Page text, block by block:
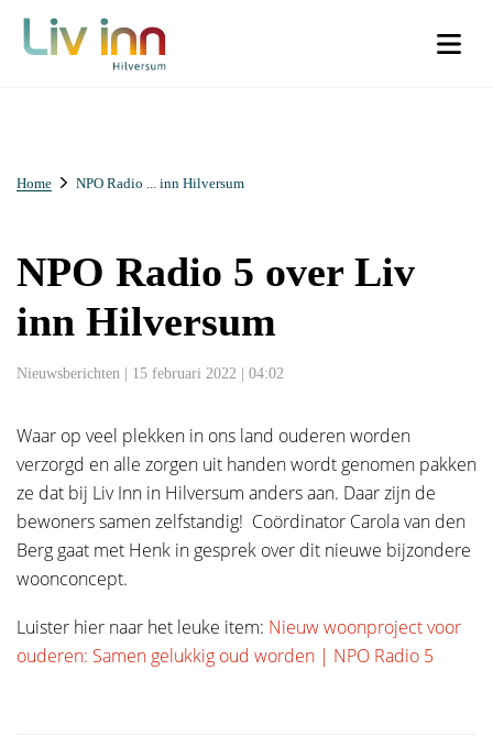
Voornaam*
E-mailadres*
Woonachtig*
Ik woon buiten Liv inn Hilversum (€50)
Voorletters *
Tussenvoegsel(s)
Home NPO Radio ... inn Hilversum
NPO Radio 5 over Liv
inn Hilversum
Nieuwsberichten | 15 februari 2022 | 04:02
Waar op veel plekken in ons land ouderen worden
verzorgd en alle zorgen uit handen wordt genomen pakken
ze dat bij Liv Inn in Hilversum anders aan. Daar zijn de
bewoners samen zelfstandig! Coördinator Carola van den
Berg gaat met Henk in gesprek over dit nieuwe bijzondere
woonconcept.
Luister hier naar het leuke item: Nieuw woonproject voor
ouderen: Samen gelukkig oud worden | NPO Radio 5